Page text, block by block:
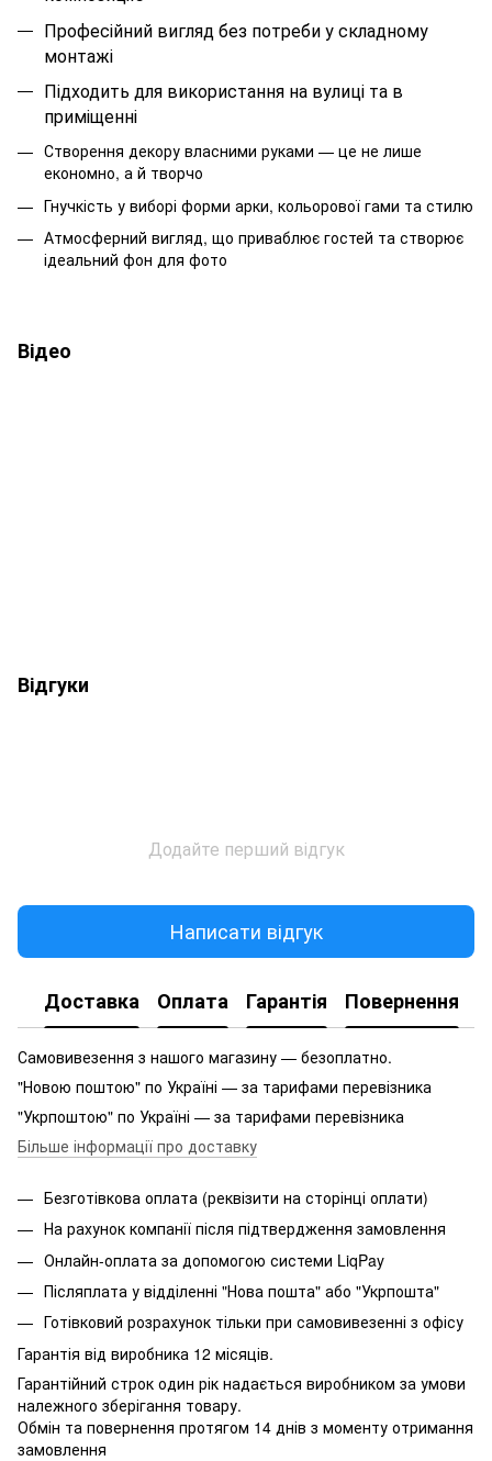
Професійний вигляд без потреби у складному
монтажі
Підходить для використання на вулиці та в
приміщенні
Створення декору власними руками — це не лише
економно, а й творчо
Гнучкість у виборі форми арки, кольорової гами та стилю
Атмосферний вигляд, що приваблює гостей та створює
ідеальний фон для фото
Відео
Відгуки
Додайте перший відгук
Написати відгук
Доставка Оплата Гарантія Повернення
Самовивезення з нашого магазину — безоплатно.
"Новою поштою" по Україні — за тарифами перевізника
"Укрпоштою" по Україні — за тарифами перевізника
Більше інформації про доставку
Безготівкова оплата (реквізити на сторінці оплати)
На рахунок компанії після підтвердження замовлення
Онлайн-оплата за допомогою системи LiqPay
Післяплата у відділенні "Нова пошта" або "Укрпошта"
Готівковий розрахунок тільки при самовивезенні з офісу
Гарантія від виробника 12 місяців.
Гарантійний строк один рік надається виробником за умови
належного зберігання товару.
Обмін та повернення протягом 14 днів з моменту отримання
замовлення